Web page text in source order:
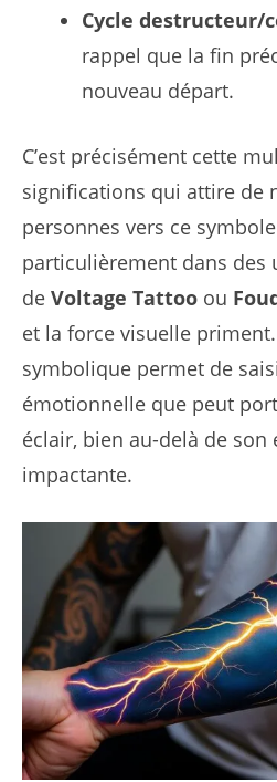
Cycle destructeur/
rappel que la fin
nouveau départ.
C’est précisément cette
significations qui attire de
personnes vers ce
particulièrement dans des
de Voltage Tattoo ou
et la force visuelle
symbolique permet de
émotionnelle que peut
éclair, bien au-delà de
impactante.